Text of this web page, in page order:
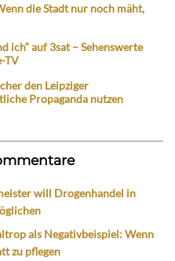
die Stadt nur noch mäht,
ich“ auf 3sat – Sehenswerte
TV
den Leipziger
Propaganda nutzen
will Drogenhandel in
als Negativbeispiel: Wenn
zu pflegen